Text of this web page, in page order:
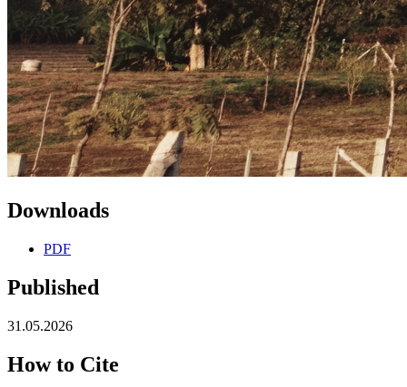
Downloads
PDF
Published
31.05.2026
How to Cite